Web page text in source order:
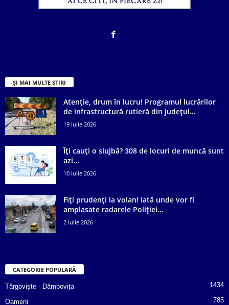
ȘI MAI MULTE ȘTIRI
Atenție, drum în lucru! Programul lucrărilor
de infrastructură rutieră din județul...
19 iulie 2026
Îți cauți o slujbă? 308 de locuri de muncă sunt
azi...
10 iulie 2026
Fiți prudenți la volan! Iată unde vor fi
amplasate radarele Poliției...
2 iulie 2026
CATEGORIE POPULARĂ
Târgoviște - Dâmbovița 1434
Oameni 785